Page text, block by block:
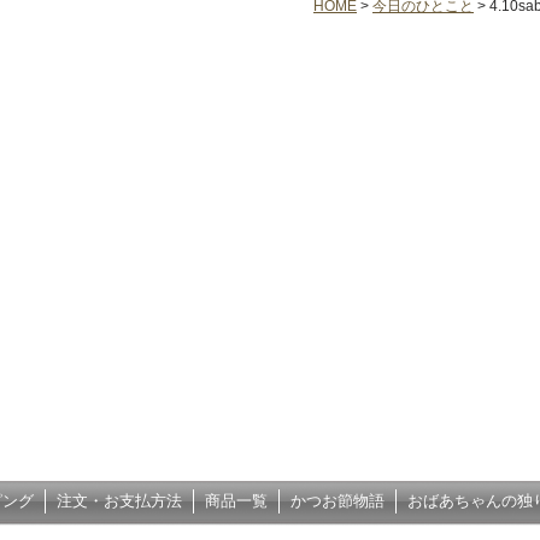
HOME > 今日のひとこと >
グ 注文・お支払方法 商品一覧 かつお節物語 おばあちゃんの独